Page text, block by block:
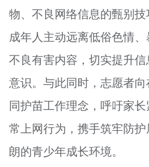
物、不良网络信息的甄别
成年人主动远离低俗色情
不良有害内容，切实提升
意识。与此同时，志愿者
同护苗工作理念，呼吁家
常上网行为，携手筑牢防
朗的青少年成长环境。